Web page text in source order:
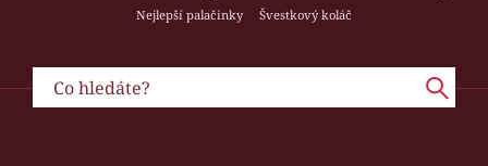
Nejlepší palačinky
Švestkový koláč